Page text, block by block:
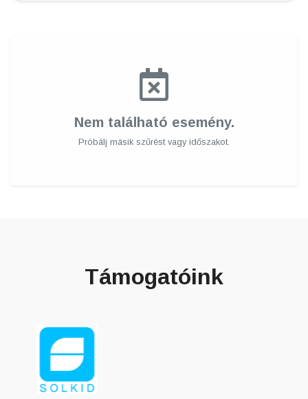
Nem található esemény.
Próbálj másik szűrést vagy időszakot.
Támogatóink